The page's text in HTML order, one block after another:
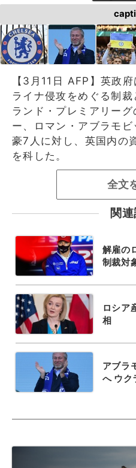
【3月11日 AFP】英政
ライナ侵攻をめぐる制
ランド・プレミアリー
ー、ロマン・アブラモ
豪7人に対し、英国内の
を科した。
全文
関
解雇の
制裁対
ロシア
相
アブラ
へ ウク